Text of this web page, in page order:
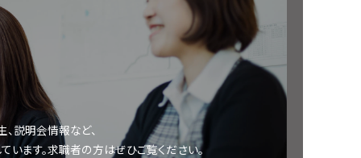
説明会情報など、
います。求職者の方はぜひご覧ください。